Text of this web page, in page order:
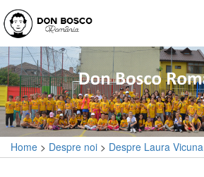
Home > Despre noi > Despre Laura Vicuna